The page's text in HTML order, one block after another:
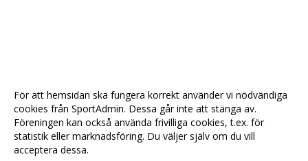
För att hemsidan ska fungera korrekt använder vi nödvändiga
cookies från SportAdmin. Dessa går inte att stänga av.
Föreningen kan också använda frivilliga cookies, t.ex. för
statistik eller marknadsföring. Du väljer själv om du vill
acceptera dessa.